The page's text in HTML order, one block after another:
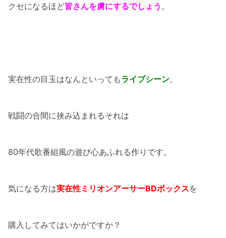
クセになるほど皆さんを虜にするでしょう 。
実在性の目玉はなんといってもライブシーン。
戦闘の合間に挟み込まれるそれは
80年代歌番組風の遊び心あふれる作りです。
気になる方は実在性ミリオンアーサーBDボックスを
購入してみてはいかがですか？